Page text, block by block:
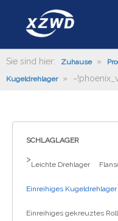
Sie sind hier: Zuhause »
Kugeldrehlager
»
SCHLAGLAGER
>
Leichte Drehlager
Einreihiges Kugeldrehlager
Einreihiges gekreuztes